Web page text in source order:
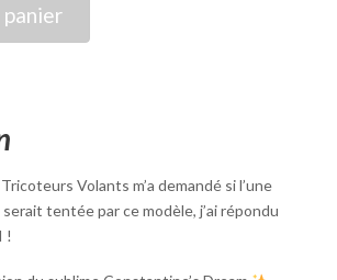
Volants m’a demandé si l’une
tentée par ce modèle, j’ai répondu
!